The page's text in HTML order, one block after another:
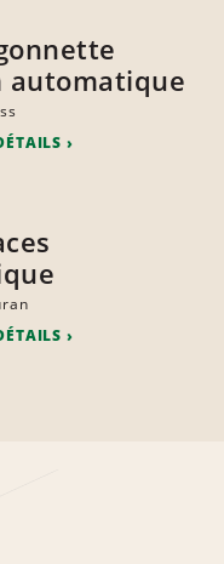
automatique